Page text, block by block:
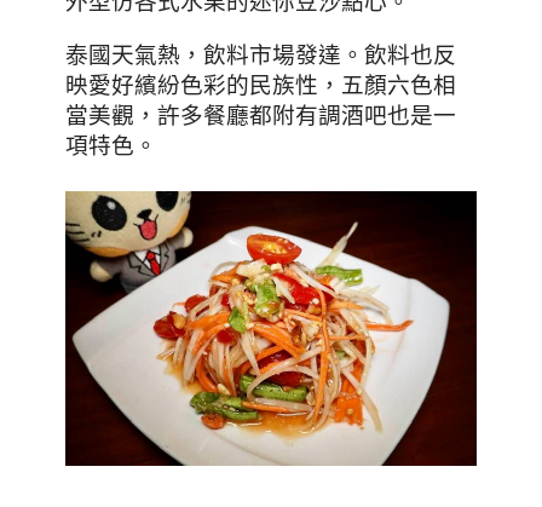
泰國天氣熱，飲料市場發達。飲料也反
映愛好繽紛色彩的民族性 ，五顏六色相
當美觀，許多餐廳都附有調酒吧也是一
項特色。